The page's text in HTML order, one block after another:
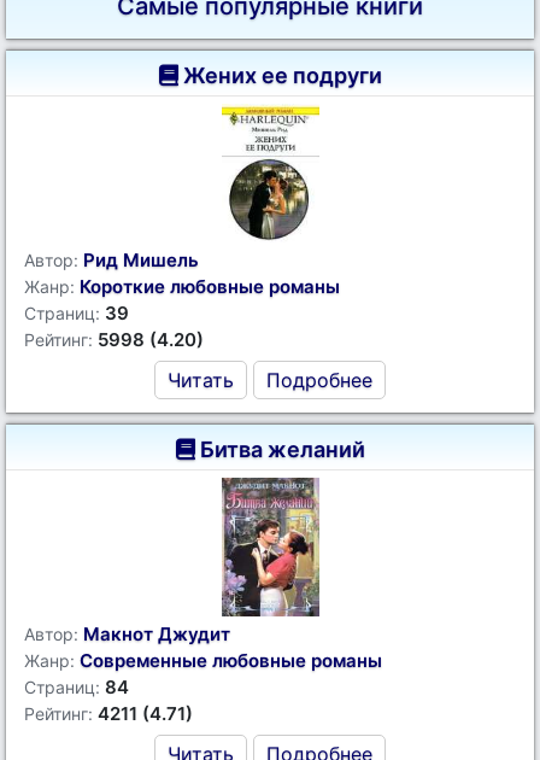
Самые популярные книги
Жених ее подруги
Автор: Рид Мишель
Жанр: Короткие любовные романы
Страниц: 39
Рейтинг: 5998 (4.20)
Читать Подробнее
Битва желаний
Автор: Макнот Джудит
Жанр: Современные любовные романы
Страниц: 84
Рейтинг: 4211 (4.71)
Читать Подробнее